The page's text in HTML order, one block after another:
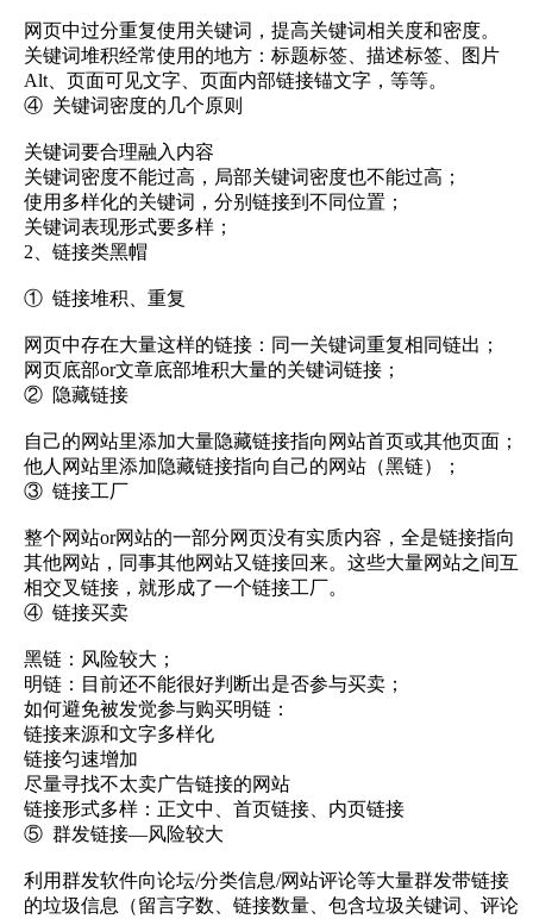
网页中过分重复使用关键词，提高关键词相关度和密度。
关键词堆积经常使用的地方：标题标签、描述标签、图片
Alt、页面可见文字、页面内部链接锚文字，等等。
④ 关键词密度的几个原则
关键词要合理融入内容
关键词密度不能过高，局部关键词密度也不能过高；
使用多样化的关键词，分别链接到不同位置；
关键词表现形式要多样；
2、链接类黑帽
① 链接堆积、重复
网页中存在大量这样的链接：同一关键词重复相同链出；
网页底部or文章底部堆积大量的关键词链接；
② 隐藏链接
自己的网站里添加大量隐藏链接指向网站首页或其他页面；
他人网站里添加隐藏链接指向自己的网站（黑链）；
③ 链接工厂
整个网站or网站的一部分网页没有实质内容，全是链接指向
其他网站，同事其他网站又链接回来。这些大量网站之间互
相交叉链接，就形成了一个链接工厂。
④ 链接买卖
黑链：风险较大；
明链：目前还不能很好判断出是否参与买卖；
如何避免被发觉参与购买明链：
链接来源和文字多样化
链接匀速增加
尽量寻找不太卖广告链接的网站
链接形式多样：正文中、首页链接、内页链接
⑤ 群发链接—风险较大
利用群发软件向论坛/分类信息/网站评论等大量群发带链接
的垃圾信息（留言字数、链接数量、包含垃圾关键词、评论